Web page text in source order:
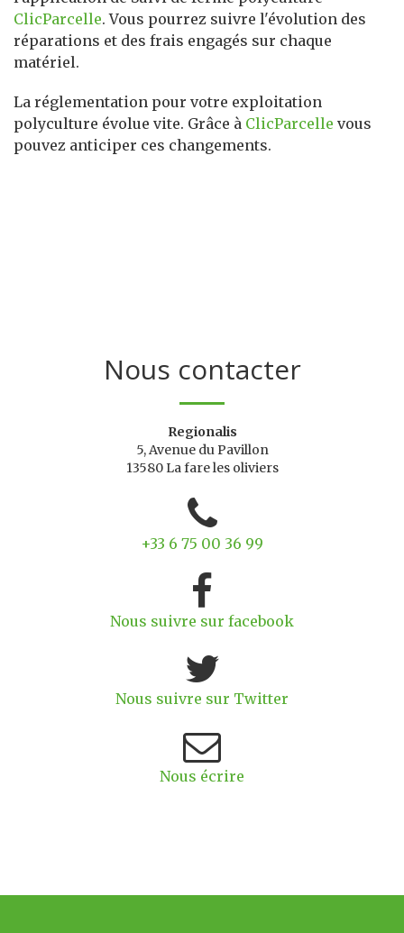
ClicParcelle. Vous pourrez suivre l'évolution des
réparations et des frais engagés sur chaque
matériel.
La réglementation pour votre exploitation
polyculture évolue vite. Grâce à ClicParcelle vous
pouvez anticiper ces changements.
Nous contacter
Regionalis
5, Avenue du Pavillon
13580 La fare les oliviers
+33 6 75 00 36 99
Nous suivre sur facebook
Nous suivre sur Twitter
Nous écrire